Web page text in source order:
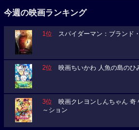
今週の映画ランキング
1位 スパイダーマン：ブランド
2位 映画ちいかわ 人魚の島のひ
3位 映画クレヨンしんちゃん 奇
～ション